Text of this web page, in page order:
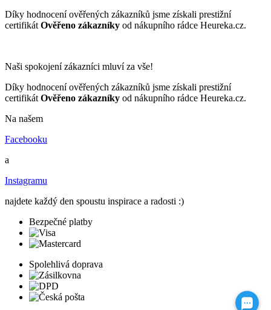
Díky hodnocení ověřených zákazníků jsme získali prestižní
certifikát Ověřeno zákazníky od nákupního rádce Heureka.cz.
Naši spokojení zákazníci mluví za vše!
Díky hodnocení ověřených zákazníků jsme získali prestižní
certifikát Ověřeno zákazníky od nákupního rádce Heureka.cz.
Na našem
Facebooku
a
Instagramu
najdete každý den spoustu inspirace a radosti :)
Bezpečné platby
Spolehlivá doprava